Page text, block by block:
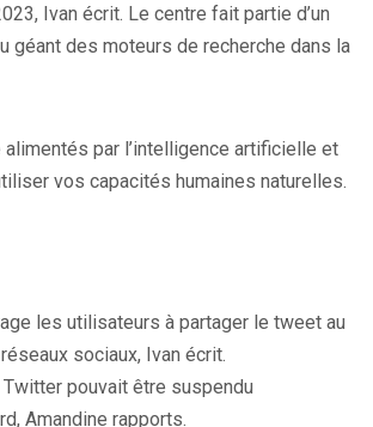
Ivan écrit. Le centre fait partie d’un
géant des moteurs de recherche dans la
par l’intelligence artificielle et
vos capacités humaines naturelles.
les utilisateurs à partager le tweet au
sociaux, Ivan écrit.
pouvait être suspendu
Amandine rapports.